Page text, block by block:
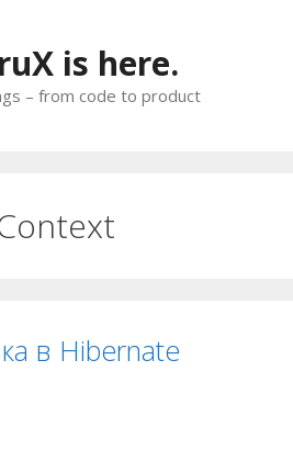
is here.
– from code to product
в Hibernate